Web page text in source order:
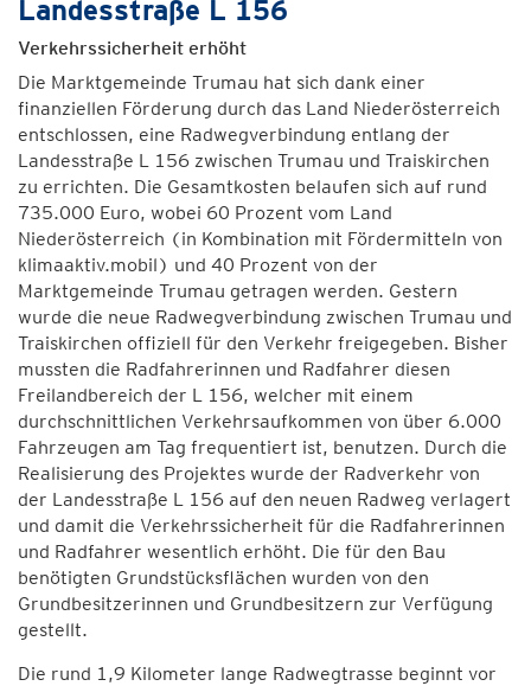
Landesstraße L 156
Verkehrssicherheit erhöht
Die Marktgemeinde Trumau hat sich dank einer
finanziellen Förderung durch das Land Niederösterreich
entschlossen, eine Radwegverbindung entlang der
Landesstraße L 156 zwischen Trumau und Traiskirchen
zu errichten. Die Gesamtkosten belaufen sich auf rund
735.000 Euro, wobei 60 Prozent vom Land
Niederösterreich (in Kombination mit Fördermitteln von
klimaaktiv.mobil) und 40 Prozent von der
Marktgemeinde Trumau getragen werden. Gestern
wurde die neue Radwegverbindung zwischen Trumau und
Traiskirchen offiziell für den Verkehr freigegeben. Bisher
mussten die Radfahrerinnen und Radfahrer diesen
Freilandbereich der L 156, welcher mit einem
durchschnittlichen Verkehrsaufkommen von über 6.000
Fahrzeugen am Tag frequentiert ist, benutzen. Durch die
Realisierung des Projektes wurde der Radverkehr von
der Landesstraße L 156 auf den neuen Radweg verlagert
und damit die Verkehrssicherheit für die Radfahrerinnen
und Radfahrer wesentlich erhöht. Die für den Bau
benötigten Grundstücksflächen wurden von den
Grundbesitzerinnen und Grundbesitzern zur Verfügung
gestellt.
Die rund 1,9 Kilometer lange Radwegtrasse beginnt vor